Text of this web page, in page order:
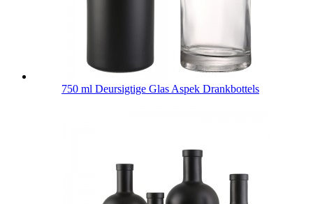
750 ml Deursigtige Glas Aspek Drankbottels